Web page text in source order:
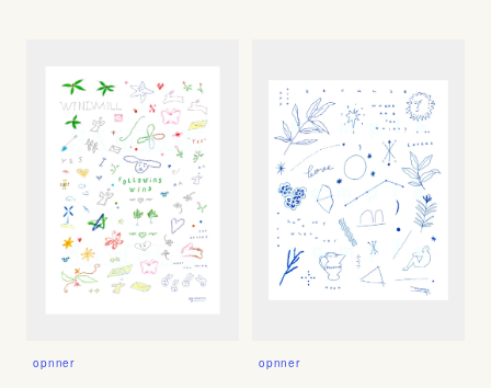
opnner opnner